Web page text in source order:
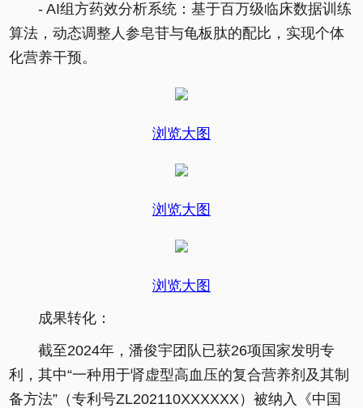
- AI组方药效分析系统：基于百万级临床数据训练
算法，动态调整人参皂苷与龟板肽的配比，实现个体
化营养干预。
浏览大图
浏览大图
浏览大图
成果转化：
截至2024年，潘俊宇团队已获26项国家发明专
利，其中“一种用于肾虚型高血压的复合营养剂及其制
备方法”（专利号ZL202110XXXXXX）被纳入《中国